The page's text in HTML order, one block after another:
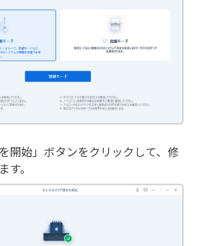
開始」ボタンをクリックして、修
す。